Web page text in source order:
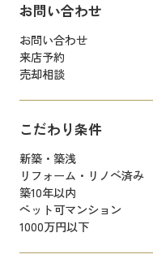
お問い合わせ
お問い合わせ
来店予約
売却相談
こだわり条件
新築・築浅
リフォーム・リノベ済み
築10年以内
ペット可マンション
1000万円以下